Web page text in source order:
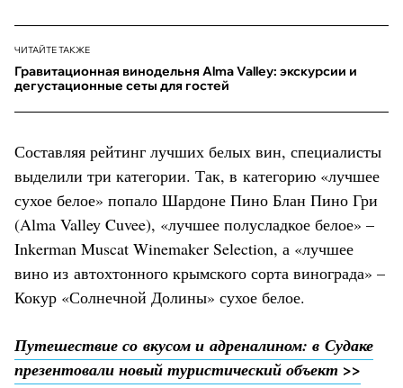
ЧИТАЙТЕ ТАКЖЕ
Гравитационная винодельня Alma Valley: экскурсии и
дегустационные сеты для гостей
Составляя рейтинг лучших белых вин, специалисты
выделили три категории. Так, в категорию «лучшее
сухое белое» попало Шардоне Пино Блан Пино Гри
(Alma Valley Cuvee), «лучшее полусладкое белое» –
Inkerman Muscat Winemaker Selection, а «лучшее
вино из автохтонного крымского сорта винограда» –
Кокур «Солнечной Долины» сухое белое.
Путешествие со вкусом и адреналином: в Судаке
презентовали новый туристический объект >>